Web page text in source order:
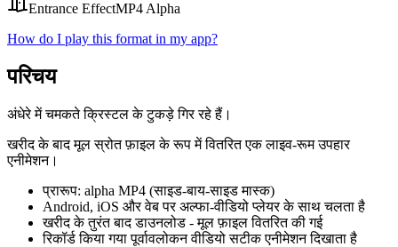
Entrance EffectMP4 Alpha
How do I play this format in my app?
परिचय
अंधेरे में चमकते क्रिस्टल के टुकड़े गिर रहे हैं।
खरीद के बाद मूल स्रोत फ़ाइल के रूप में वितरित एक लाइव-रूम उपहार
एनीमेशन।
प्रारूप: alpha MP4 (साइड-बाय-साइड मास्क)
Android, iOS और वेब पर अल्फा-वीडियो प्लेयर के साथ चलता है
खरीद के तुरंत बाद डाउनलोड - मूल फ़ाइल वितरित की गई
रिकॉर्ड किया गया पूर्वावलोकन वीडियो सटीक एनीमेशन दिखाता है